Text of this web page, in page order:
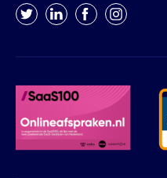
TwitterLinkedInFacebookInstagram